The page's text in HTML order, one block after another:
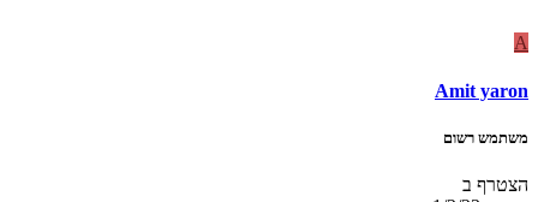
A
Amit yaron
משתמש רשום
הצטרף ב